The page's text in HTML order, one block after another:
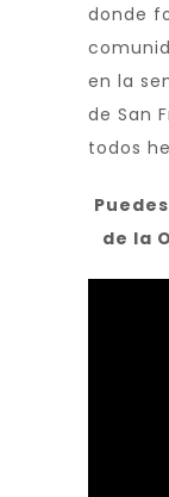
donde
en la
de San
todos
de la